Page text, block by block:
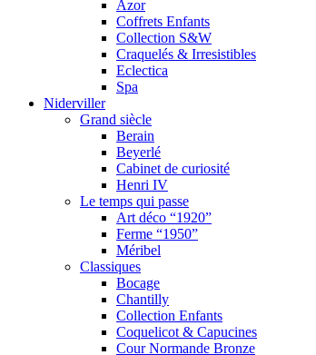
Azor
Coffrets Enfants
Collection S&W
Craquelés & Irresistibles
Eclectica
Spa
Niderviller
Grand siècle
Berain
Beyerlé
Cabinet de curiosité
Henri IV
Le temps qui passe
Art déco “1920”
Ferme “1950”
Méribel
Classiques
Bocage
Chantilly
Collection Enfants
Coquelicot & Capucines
Cour Normande Bronze